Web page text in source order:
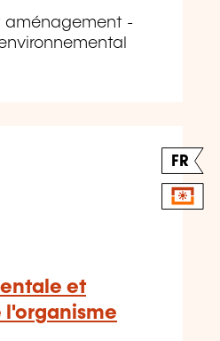
aménagement -
FR
et